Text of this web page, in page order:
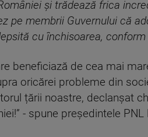
și trădează frica
pe membrii Guvernului că
cu închisoarea,
beneficiază de cea mai
oricărei probleme din
țării noastre, declanșat
- spune președintele